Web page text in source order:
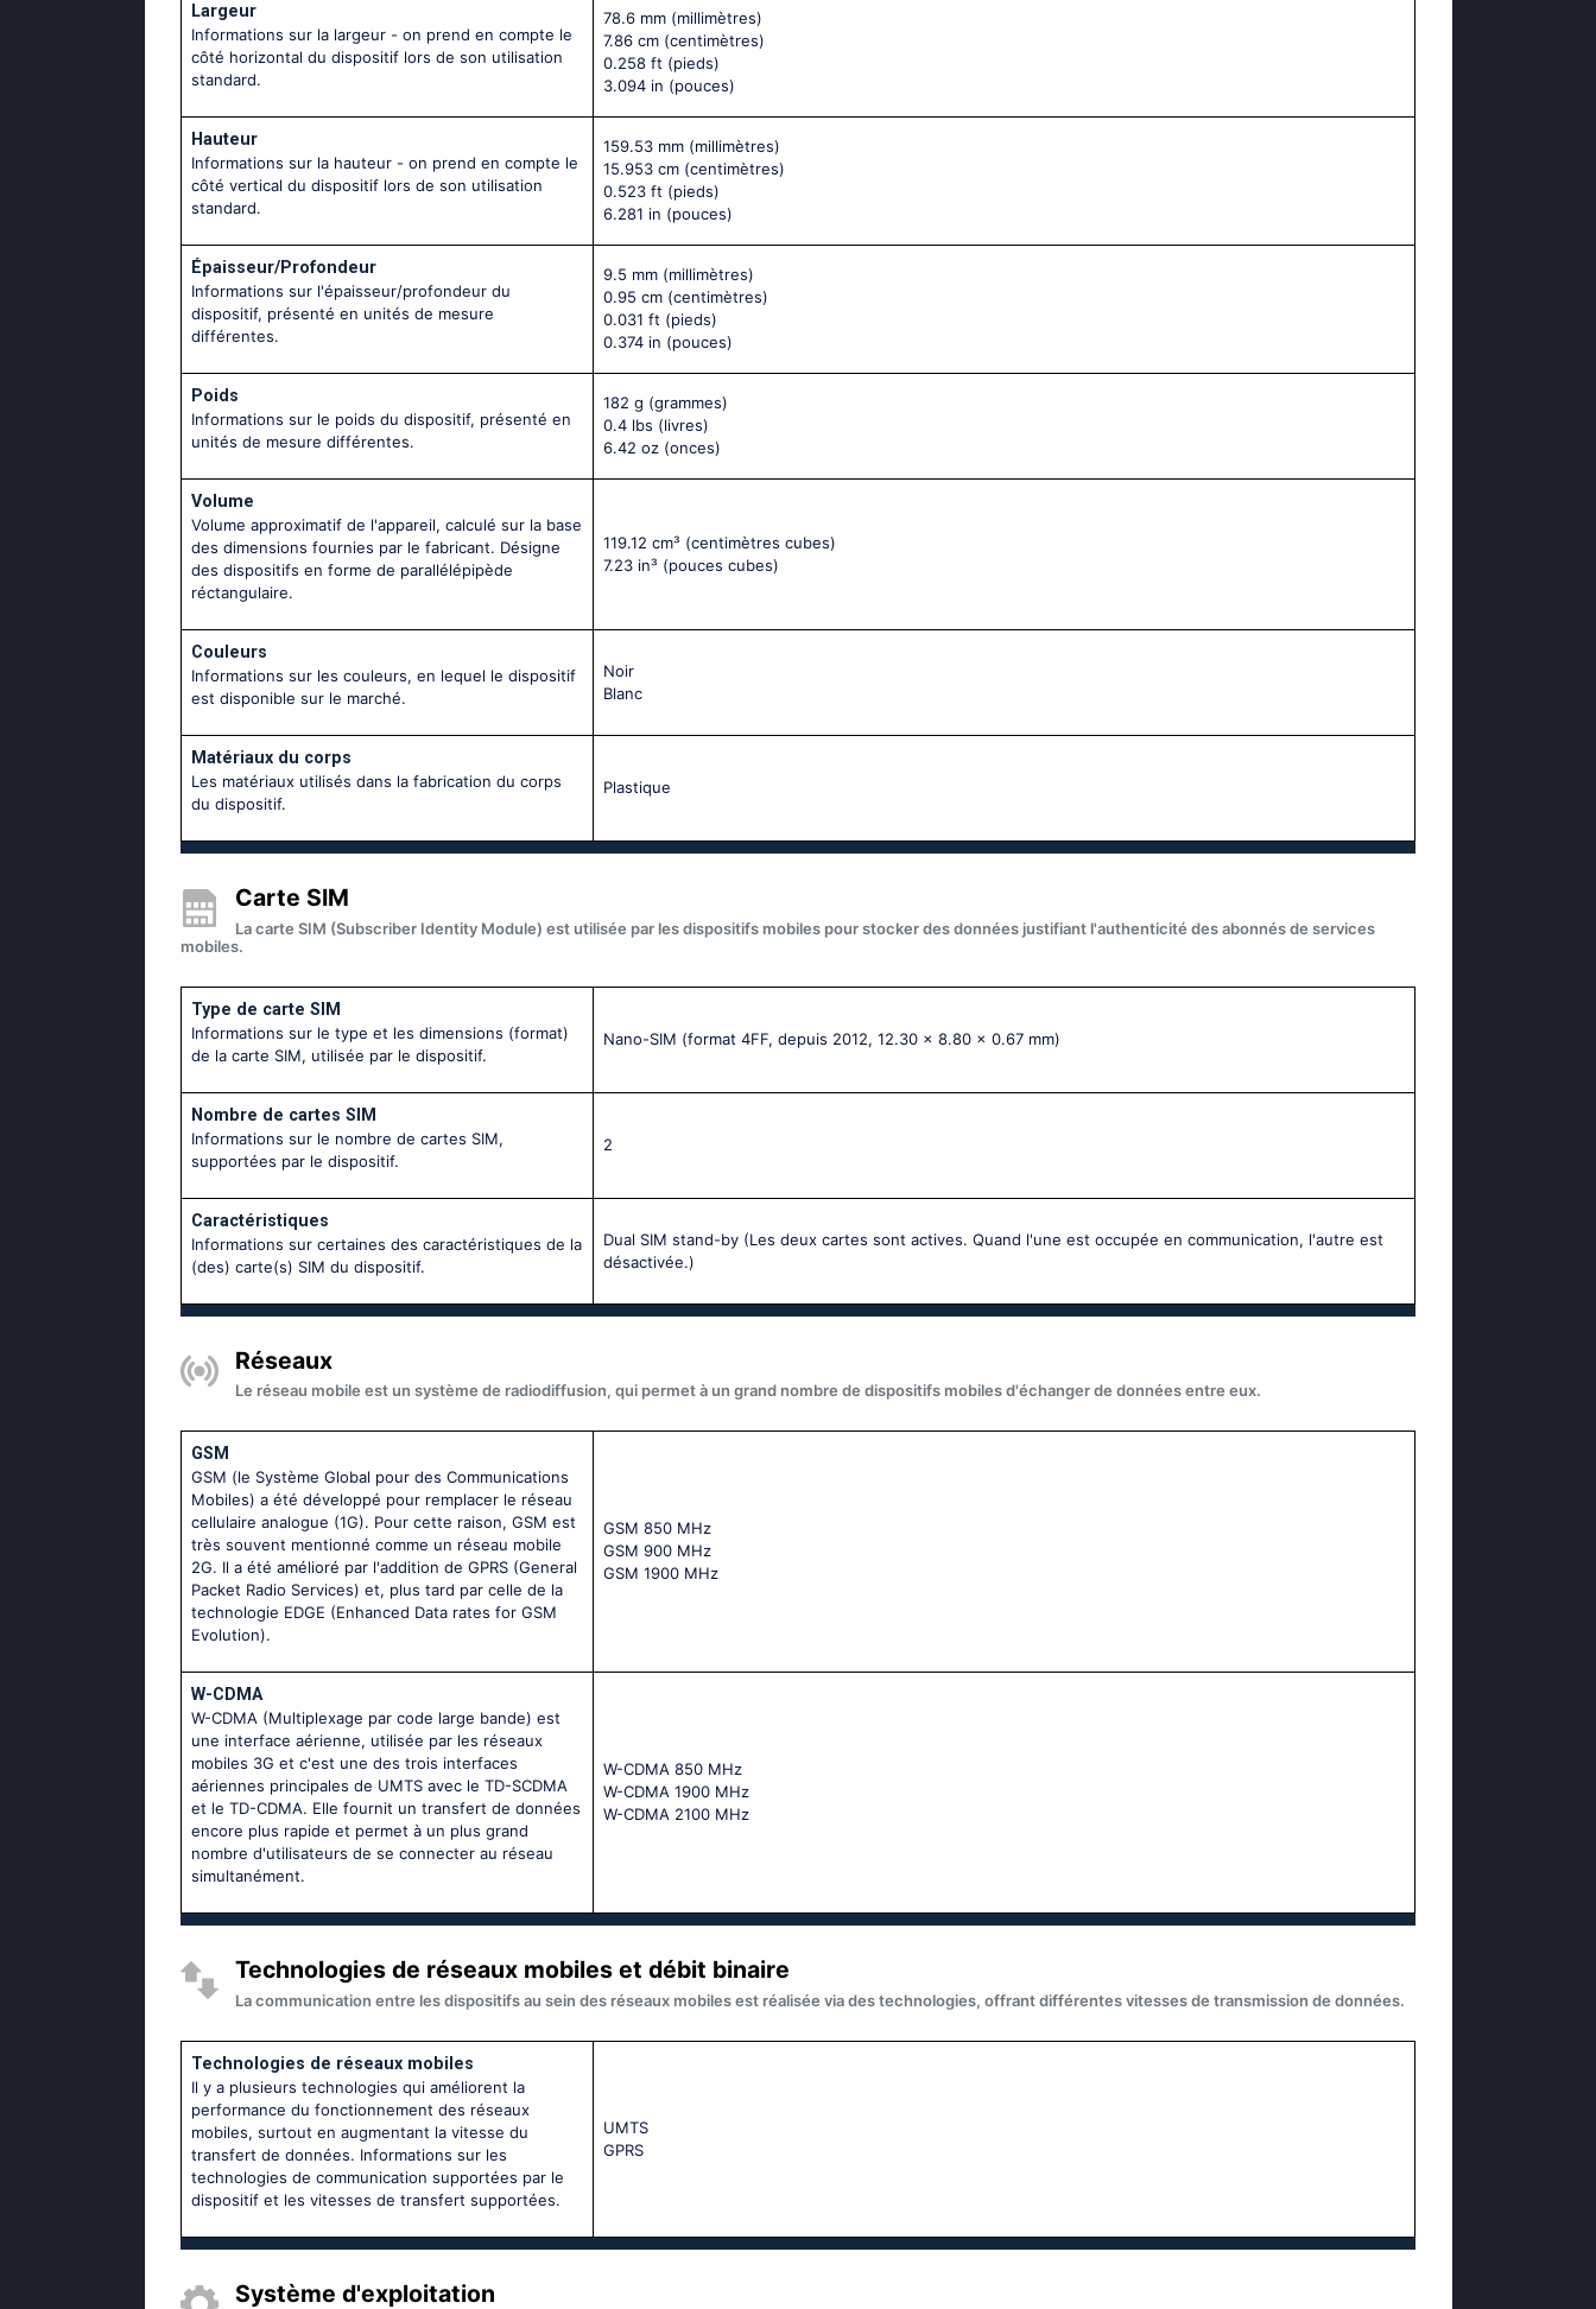
Largeur
Informations sur la largeur - on prend en compte le
côté horizontal du dispositif lors de son utilisation
standard.
78.6 mm (millimètres)
7.86 cm (centimètres)
0.258 ft (pieds)
3.094 in (pouces)
Hauteur
Informations sur la hauteur - on prend en compte le
côté vertical du dispositif lors de son utilisation
standard.
159.53 mm (millimètres)
15.953 cm (centimètres)
0.523 ft (pieds)
6.281 in (pouces)
Épaisseur/Profondeur
Informations sur l'épaisseur/profondeur du
dispositif, présenté en unités de mesure
différentes.
9.5 mm (millimètres)
0.95 cm (centimètres)
0.031 ft (pieds)
0.374 in (pouces)
Poids
Informations sur le poids du dispositif, présenté en
unités de mesure différentes.
182 g (grammes)
0.4 lbs (livres)
6.42 oz (onces)
Volume
Volume approximatif de l'appareil, calculé sur la base
des dimensions fournies par le fabricant. Désigne
des dispositifs en forme de parallélépipède
réctangulaire.
119.12 cm³ (centimètres cubes)
7.23 in³ (pouces cubes)
Couleurs
Informations sur les couleurs, en lequel le dispositif
est disponible sur le marché.
Noir
Blanc
Matériaux du corps
Les matériaux utilisés dans la fabrication du corps
du dispositif.
Plastique
Carte SIM
La carte SIM (Subscriber Identity Module) est utilisée par les dispositifs mobiles pour stocker des données justifiant l'authenticité des abonnés de services
mobiles.
Type de carte SIM
Informations sur le type et les dimensions (format)
de la carte SIM, utilisée par le dispositif.
Nano-SIM (format 4FF, depuis 2012, 12.30 x 8.80 x 0.67 mm)
Nombre de cartes SIM
Informations sur le nombre de cartes SIM,
supportées par le dispositif.
2
Caractéristiques
Informations sur certaines des caractéristiques de la
(des) carte(s) SIM du dispositif.
Dual SIM stand-by (Les deux cartes sont actives. Quand l'une est occupée en communication, l'autre est
désactivée.)
Réseaux
Le réseau mobile est un système de radiodiffusion, qui permet à un grand nombre de dispositifs mobiles d'échanger de données entre eux.
GSM
GSM (le Système Global pour des Communications
Mobiles) a été développé pour remplacer le réseau
cellulaire analogue (1G). Pour cette raison, GSM est
très souvent mentionné comme un réseau mobile
2G. Il a été amélioré par l'addition de GPRS (General
Packet Radio Services) et, plus tard par celle de la
technologie EDGE (Enhanced Data rates for GSM
Evolution).
GSМ 850 МНz
GSМ 900 МНz
GSМ 1900 МНz
W-CDMA
W-CDMA (Multiplexage par code large bande) est
une interface aérienne, utilisée par les réseaux
mobiles 3G et c'est une des trois interfaces
aériennes principales de UMTS avec le TD-SCDMA
et le TD-CDMA. Elle fournit un transfert de données
encore plus rapide et permet à un plus grand
nombre d'utilisateurs de se connecter au réseau
simultanément.
W-CDMA 850 MHz
W-CDMA 1900 MHz
W-CDMA 2100 MHz
Technologies de réseaux mobiles et débit binaire
La communication entre les dispositifs au sein des réseaux mobiles est réalisée via des technologies, offrant différentes vitesses de transmission de données.
Technologies de réseaux mobiles
Il y a plusieurs technologies qui améliorent la
performance du fonctionnement des réseaux
mobiles, surtout en augmentant la vitesse du
transfert de données. Informations sur les
technologies de communication supportées par le
dispositif et les vitesses de transfert supportées.
UМТS
GРRS
Système d'exploitation